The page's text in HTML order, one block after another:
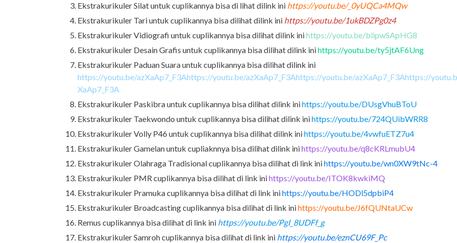
Ekstrakurikuler Silat untuk cuplikannya bisa di lihat dilink ini https://youtu.be/_0yUQCa4MQw
Ekstrakurikuler Tari untuk cuplikannya bisa dilihat dilink ini https://youtu.be/1ukBDZPg0z4
Ekstrakurikuler Vidiografi untuk cuplikannya bisa dilihat dilink inihttps://youtu.be/blipwSApHG8
Ekstrakurikuler Desain Grafis untuk cuplikannya bisa dilihat dilink inihttps://youtu.be/ty5jtAF6Ung
Ekstrakurikuler Paduan Suara untuk cuplikannya bisa dilihat dilink ini
https://youtu.be/azXaAp7_F3Ahttps://youtu.be/azXaAp7_F3Ahttps://youtu.be/azXaAp7_F3Ahttps://
XaAp7_F3A
Ekstrakurikuler Paskibra untuk cuplikannya bisa dilihat dilink inihttps://youtu.be/DUsgVhuBToU
Ekstrakurikuler Taekwondo untuk cuplikannya bisa dilihat dilink inihttps://youtu.be/724QUibWRR8
Ekstrakurikuler Volly P46 untuk cuplikannya bisa dilihat dilink inihttps://youtu.be/4vwfuETZ7u4
Ekstrakurikuler Gamelan untuk cupliaknnya bisa dilihat dilink inihttps://youtu.be/q8cKRLmubU4
Ekstrakurikuler Olahraga Tradisional cuplikannya bisa dilihat di link inihttps://youtu.be/wn0XW9tNc-4
Ekstrakurikuler PMR cuplikannya bisa dilihat di link inihttps://youtu.be/ITOK8kwkiMQ
Ekstrakurikuler Pramuka cuplikannya bisa dilihat di link inihttps://youtu.be/HODl5dpbiP4
Ekstrakurikuler Broadcasting cuplikannya bisa dilihat di link inihttps://youtu.be/J6fQUNtaUCw
Remus cuplikannya bisa dilihat di link ini https://youtu.be/PgI_8UDFf_g
Ekstrakurikuler Samroh cuplikannya bisa dilihat di link ini https://youtu.be/eznCU69F_Pc